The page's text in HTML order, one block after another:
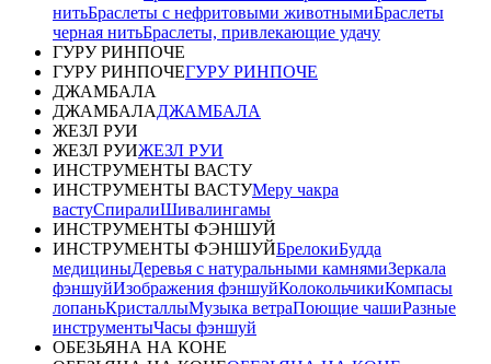
нитьБраслеты с нефритовыми животнымиБраслеты
черная нитьБраслеты, привлекающие удачу
ГУРУ РИНПОЧЕ
ГУРУ РИНПОЧЕГУРУ РИНПОЧЕ
ДЖАМБАЛА
ДЖАМБАЛАДЖАМБАЛА
ЖЕЗЛ РУИ
ЖЕЗЛ РУИЖЕЗЛ РУИ
ИНСТРУМЕНТЫ ВАСТУ
ИНСТРУМЕНТЫ ВАСТУМеру чакра
вастуСпиралиШивалингамы
ИНСТРУМЕНТЫ ФЭНШУЙ
ИНСТРУМЕНТЫ ФЭНШУЙБрелокиБудда
медициныДеревья с натуральными камнямиЗеркала
фэншуйИзображения фэншуйКолокольчикиКомпасы
лопаньКристаллыМузыка ветраПоющие чашиРазные
инструментыЧасы фэншуй
ОБЕЗЬЯНА НА КОНЕ